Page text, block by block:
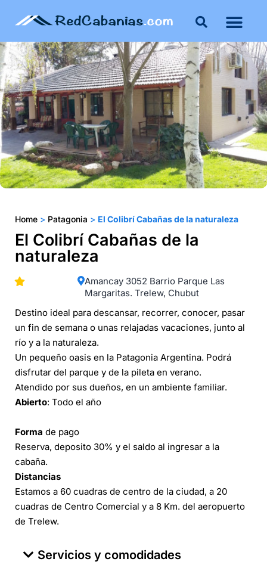
Home > Patagonia > El Colibrí Cabañas de la naturaleza
El Colibrí Cabañas de la
naturaleza
Amancay 3052 Barrio Parque Las
Margaritas. Trelew, Chubut
Destino ideal para descansar, recorrer, conocer, pasar
un fin de semana o unas relajadas vacaciones, junto al
río y a la naturaleza.
Un pequeño oasis en la Patagonia Argentina. Podrá
disfrutar del parque y de la pileta en verano.
Atendido por sus dueños, en un ambiente familiar.
Abierto: Todo el año
Forma de pago
Reserva, deposito 30% y el saldo al ingresar a la
cabaña.
Distancias
Estamos a 60 cuadras de centro de la ciudad, a 20
cuadras de Centro Comercial y a 8 Km. del aeropuerto
de Trelew.
Servicios y comodidades